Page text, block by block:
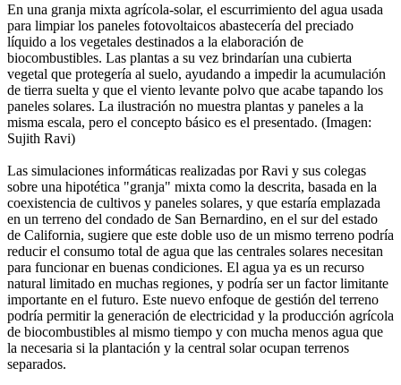
En una granja mixta agrícola-solar, el escurrimiento del agua usada
para limpiar los paneles fotovoltaicos abastecería del preciado
líquido a los vegetales destinados a la elaboración de
biocombustibles. Las plantas a su vez brindarían una cubierta
vegetal que protegería al suelo, ayudando a impedir la acumulación
de tierra suelta y que el viento levante polvo que acabe tapando los
paneles solares. La ilustración no muestra plantas y paneles a la
misma escala, pero el concepto básico es el presentado. (Imagen:
Sujith Ravi)
Las simulaciones informáticas realizadas por Ravi y sus colegas
sobre una hipotética "granja" mixta como la descrita, basada en la
coexistencia de cultivos y paneles solares, y que estaría emplazada
en un terreno del condado de San Bernardino, en el sur del estado
de California, sugiere que este doble uso de un mismo terreno podría
reducir el consumo total de agua que las centrales solares necesitan
para funcionar en buenas condiciones. El agua ya es un recurso
natural limitado en muchas regiones, y podría ser un factor limitante
importante en el futuro. Este nuevo enfoque de gestión del terreno
podría permitir la generación de electricidad y la producción agrícola
de biocombustibles al mismo tiempo y con mucha menos agua que
la necesaria si la plantación y la central solar ocupan terrenos
separados.